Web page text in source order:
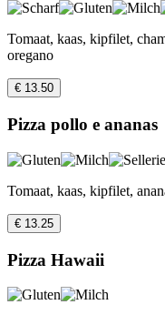
Tomaat, kaas, kipfilet,
oregano
€ 13.50
Pizza pollo e ananas
Tomaat, kaas, kipfilet,
€ 13.25
Pizza Hawaii